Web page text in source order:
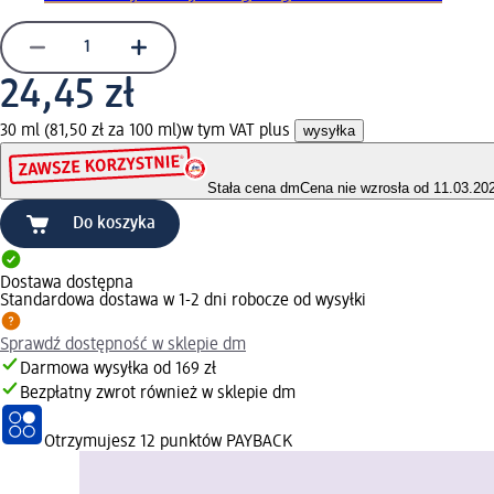
24,45 zł
30 ml (81,50 zł za 100 ml)w tym VAT plus wysyłka
Stała cena dmCena nie wzrosła od
Do koszyka
Dostawa dostępna
Standardowa dostawa w 1-2 dni robocze od wysyłki
Sprawdź dostępność w sklepie dm
Darmowa wysyłka od 169 zł
Bezpłatny zwrot również w sklepie dm
Otrzymujesz 12 punktów PAYBACK